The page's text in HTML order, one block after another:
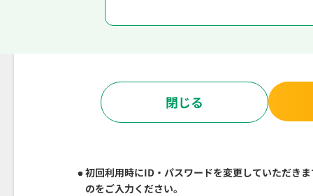
閉じる
初回利用時にID・パスワードを変更していただき
のをご入力ください。